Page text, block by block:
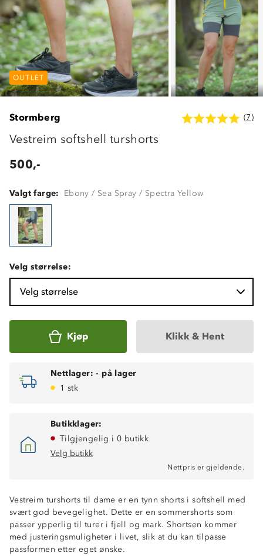
OUTLET OUTLET
OUTLET
Stormberg (7)
Vestreim softshell turshorts
500,-
Valgt farge: Ebony / Sea Spray / Spectra Yellow
Velg størrelse:
Velg størrelse
Kjøp Klikk & Hent
Nettlager: - på lager
1 stk
Butikklager:
Tilgjengelig i 0 butikk
Velg butikk
Nettpris er gjeldende.
Vestreim turshorts til dame er en tynn shorts i softshell med
svært god bevegelighet. Dette er en sommershorts som
passer ypperlig til turer i fjell og mark. Shortsen kommer
med justeringsmuligheter i livet, slik at du kan tilpasse
passformen etter eget ønske.
Hurtigtørkende
Fireveis stretch
To glidelåslommer i front
En glidelåslomme på siden av lår
Beltehemper